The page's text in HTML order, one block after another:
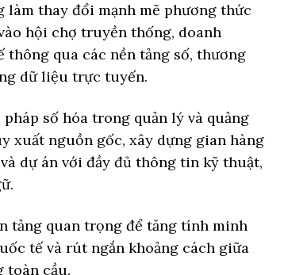
làm thay đổi mạnh mẽ phương thức
hội chợ truyền thống, doanh
qua các nền tảng số, thương
dữ liệu trực tuyến.
số hóa trong quản lý và quảng
xuất nguồn gốc, xây dựng gian hàng
dự án với đầy đủ thông tin kỹ thuật,
tảng quan trọng để tăng tính minh
tế và rút ngắn khoảng cách giữa
toàn cầu.